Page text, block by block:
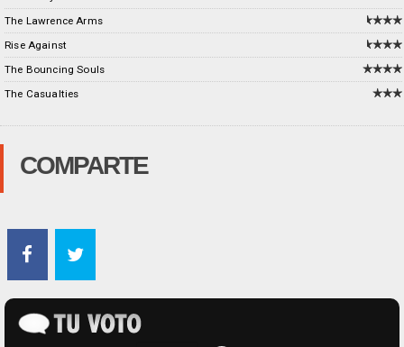
The Lawrence Arms
Rise Against
The Bouncing Souls
The Casualties
COMPARTE